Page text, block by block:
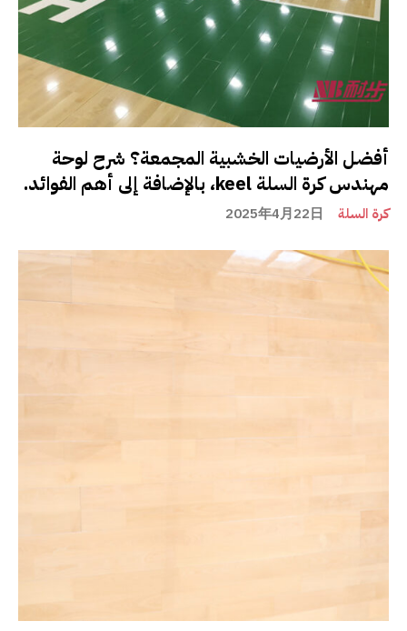
أفضل الأرضيات الخشبية المجمعة؟ شرح لوحة
مهندس كرة السلة keel، بالإضافة إلى أهم الفوائد.
كرة السلة 2025年4月22日